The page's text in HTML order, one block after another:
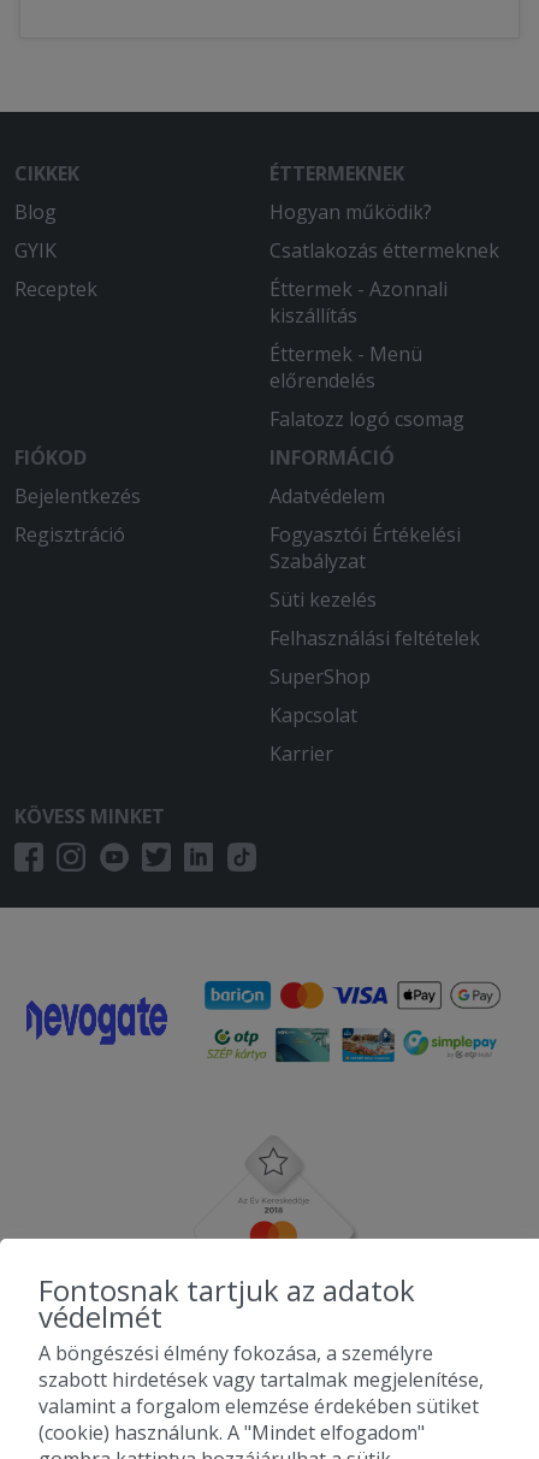
CIKKEK
Blog
GYIK
Receptek
ÉTTERMEKNEK
Hogyan működik?
Csatlakozás éttermeknek
Éttermek - Azonnali
kiszállítás
Éttermek - Menü
előrendelés
Falatozz logó csomag
FIÓKOD
Bejelentkezés
Regisztráció
INFORMÁCIÓ
Adatvédelem
Fogyasztói Értékelési
Szabályzat
Süti kezelés
Felhasználási feltételek
SuperShop
Kapcsolat
Karrier
KÖVESS MINKET
Fontosnak tartjuk az adatok
védelmét
A böngészési élmény fokozása, a személyre
szabott hirdetések vagy tartalmak megjelenítése,
valamint a forgalom elemzése érdekében sütiket
(cookie) használunk. A "Mindet elfogadom"